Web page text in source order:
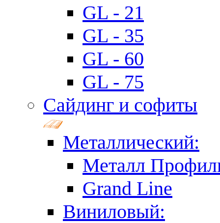
GL - 21
GL - 35
GL - 60
GL - 75
Сайдинг и софиты
Металлический:
Металл
Grand Line
Виниловый: